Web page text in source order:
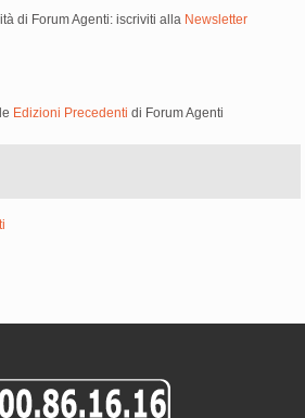
di Forum Agenti: iscriviti alla Newsletter
Edizioni Precedenti di Forum Agenti